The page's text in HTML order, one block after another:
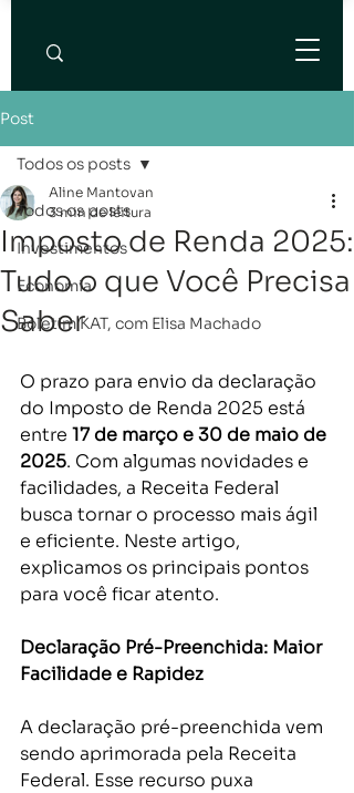
Post
Todos os posts
Investimentos
Economia
Boletim KAT, com Elisa Machado
Todos os posts
Imposto de Renda 2025:
Tudo o que Você Precisa
Saber
Aline Mantovan
3 min de leitura
O prazo para envio da declaração
do Imposto de Renda 2025 está
entre 17 de março e 30 de maio de
2025. Com algumas novidades e
facilidades, a Receita Federal
busca tornar o processo mais ágil
e eficiente. Neste artigo,
explicamos os principais pontos
para você ficar atento.
Declaração Pré-Preenchida: Maior
Facilidade e Rapidez
A declaração pré-preenchida vem
sendo aprimorada pela Receita
Federal. Esse recurso puxa